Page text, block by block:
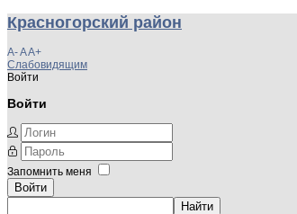
Красногорский район
A-AA+
Слабовидящим
Войти
Войти
Запомнить меня
Войти